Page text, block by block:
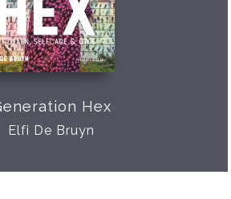
Hex
Elfi De Bruyn